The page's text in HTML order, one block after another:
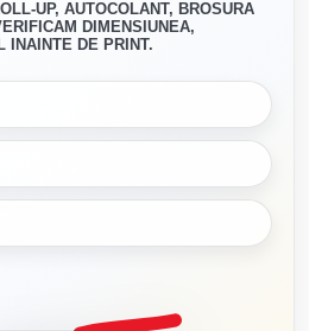
UP, AUTOCOLANT, BROSURA
DIMENSIUNEA,
INAINTE DE PRINT.